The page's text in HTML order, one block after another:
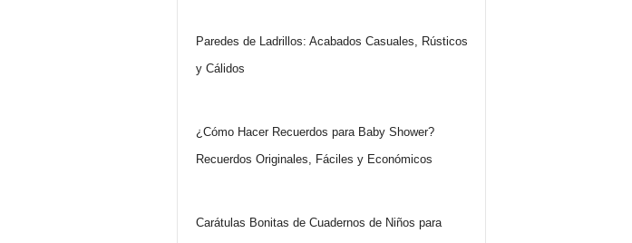
Paredes de Ladrillos: Acabados Casuales, Rústicos
y Cálidos
¿Cómo Hacer Recuerdos para Baby Shower?
Recuerdos Originales, Fáciles y Económicos
Carátulas Bonitas de Cuadernos de Niños para